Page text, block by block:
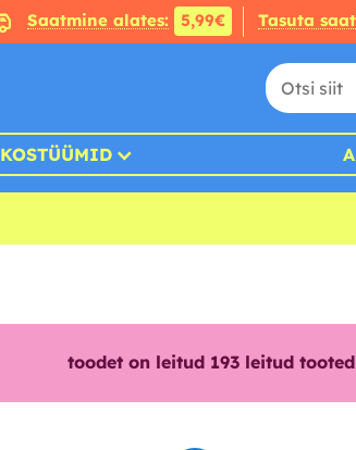
Saatmine alates: 5,99€ Tasuta
KOSTÜÜMID
toodet on leitud 193leitud tooted